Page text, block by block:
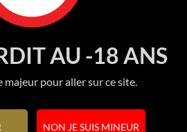
AU -18 ANS
majeur pour aller sur ce site.
NON JE SUIS MINEUR